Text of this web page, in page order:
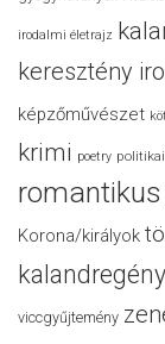
irodalmi életrajz
keresztény
képzőművészet
krimi poetry
romantikus
Korona/királyok
kalandregény
viccgyűjtemény